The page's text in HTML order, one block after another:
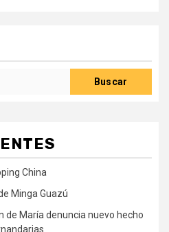
Buscar
China
Minga Guazú
de María denuncia nuevo hecho